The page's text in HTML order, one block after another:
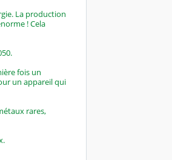
La production
! Cela
fois un
un appareil qui
rares,